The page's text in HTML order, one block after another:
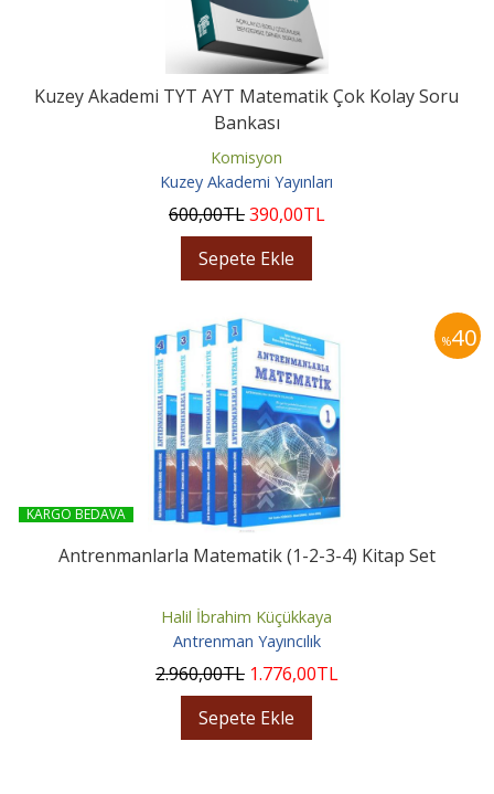
Kuzey Akademi TYT AYT Matematik Çok Kolay Soru
Bankası
Komisyon
Kuzey Akademi Yayınları
600,00TL390,00TL
Sepete Ekle
%40
KARGO BEDAVA
Antrenmanlarla Matematik (1-2-3-4) Kitap Set
Halil İbrahim Küçükkaya
Antrenman Yayıncılık
2.960,00TL 1.776,00TL
Sepete Ekle